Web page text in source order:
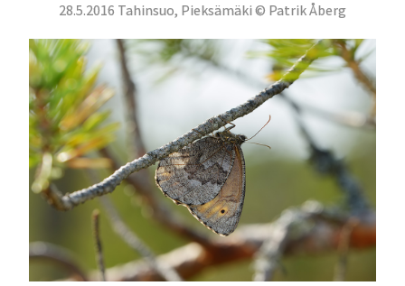
28.5.2016 Tahinsuo, Pieksämäki © Patrik Åberg